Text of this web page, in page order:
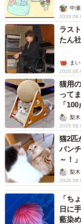
中
ラス
たん
ま
猫用
って
「
梨
猫2匹
パン
～！
梨
「ち
日に
藍染